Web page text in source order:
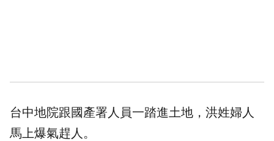
台中地院跟國產署人員一踏進土地，洪姓婦人
馬上爆氣趕人。